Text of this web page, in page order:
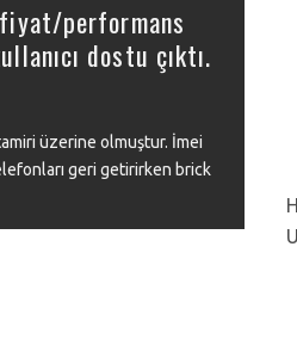
performans
dostu çıktı.
üzerine olmuştur. İmei
geri getirirken brick